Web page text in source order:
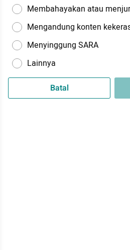
Membahayakan atau
Mengandung konten
Menyinggung SARA
Lainnya
Batal